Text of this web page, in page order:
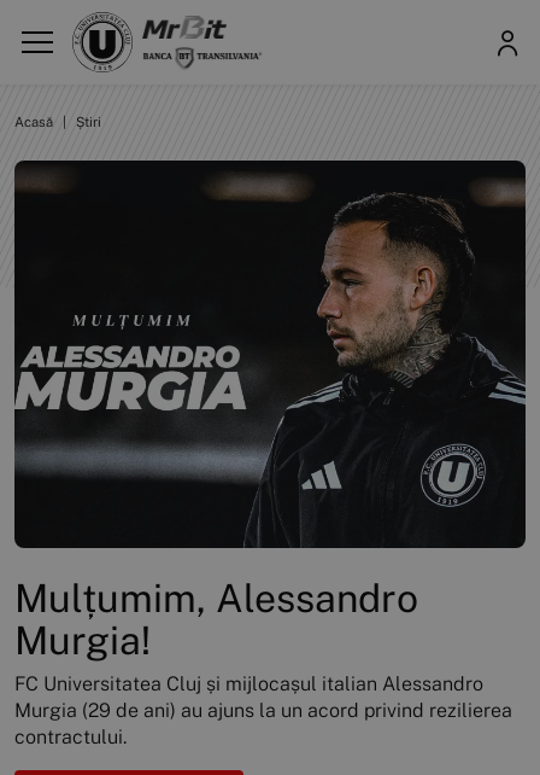
Acasă Știri
Mulțumim, Alessandro
Murgia!
FC Universitatea Cluj și mijlocașul italian Alessandro
Murgia (29 de ani) au ajuns la un acord privind rezilierea
contractului.